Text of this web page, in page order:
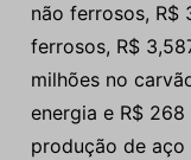
não ferrosos, R$
ferrosos, R$
milhões no
energia e R$
produção de aço